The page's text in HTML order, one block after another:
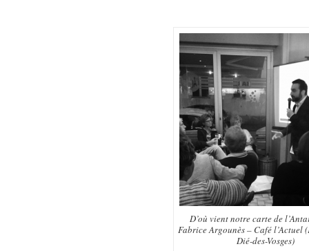
D’où vient notre carte de
Fabrice Argounès – Café l’Actuel
Dié-des-Vosges)